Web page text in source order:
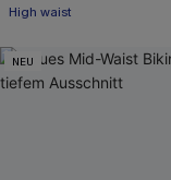
High waist
NEU